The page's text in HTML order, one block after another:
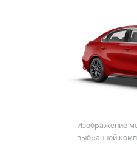
Изображение
выбранной